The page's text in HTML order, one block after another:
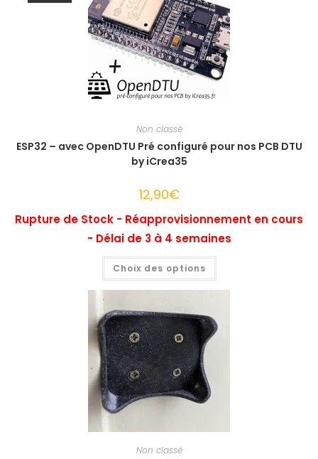
Non classé
ESP32 – avec OpenDTU Pré configuré pour nos PCB DTU
by iCrea35
12,90€
Rupture de Stock - Réapprovisionnement en cours
- Délai de 3 à 4 semaines
Choix des options
Ce
a
plusieurs
options
peuvent
Non classé